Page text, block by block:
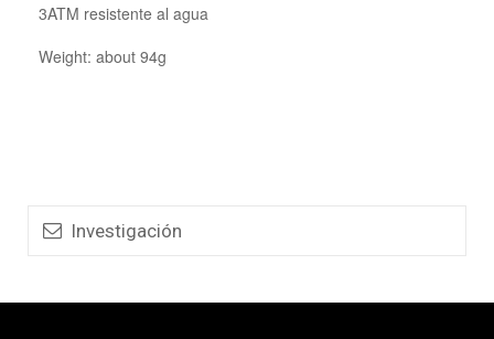
3ATM resistente al agua
Weight: about 94g
Investigación